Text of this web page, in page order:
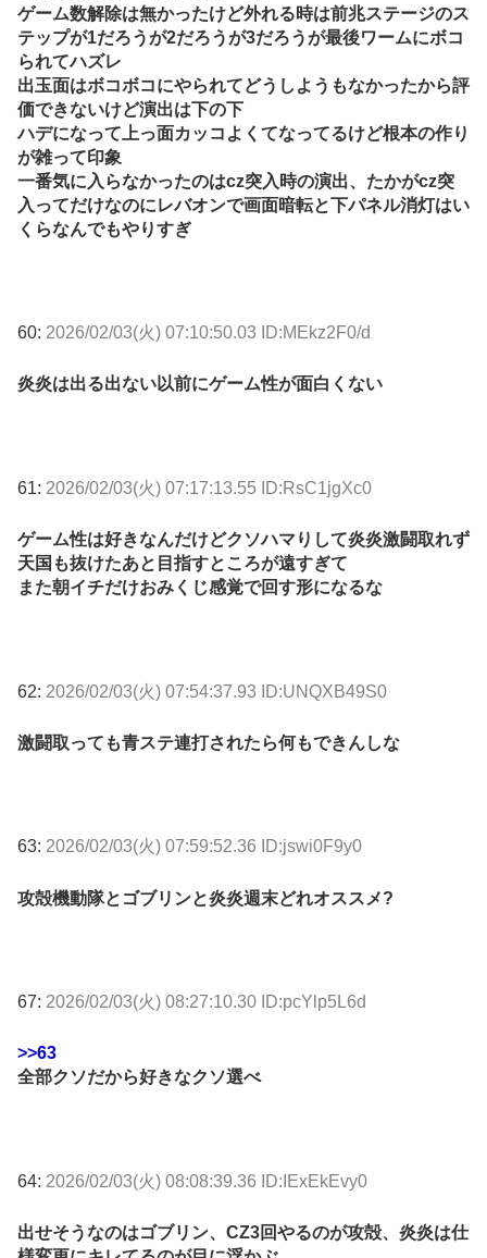
ゲーム数解除は無かったけど外れる時は前兆ステージのス
テップが1だろうが2だろうが3だろうが最後ワームにボコ
られてハズレ
出玉面はボコボコにやられてどうしようもなかったから評
価できないけど演出は下の下
ハデになって上っ面カッコよくてなってるけど根本の作り
が雑って印象
一番気に入らなかったのはcz突入時の演出、たかがcz突
入ってだけなのにレバオンで画面暗転と下パネル消灯はい
くらなんでもやりすぎ
60: 2026/02/03(火) 07:10:50.03 ID:MEkz2F0/d
炎炎は出る出ない以前にゲーム性が面白くない
61: 2026/02/03(火) 07:17:13.55 ID:RsC1jgXc0
ゲーム性は好きなんだけどクソハマりして炎炎激闘取れず
天国も抜けたあと目指すところが遠すぎて
また朝イチだけおみくじ感覚で回す形になるな
62: 2026/02/03(火) 07:54:37.93 ID:UNQXB49S0
激闘取っても青ステ連打されたら何もできんしな
63: 2026/02/03(火) 07:59:52.36 ID:jswi0F9y0
攻殻機動隊とゴブリンと炎炎週末どれオススメ?
67: 2026/02/03(火) 08:27:10.30 ID:pcYlp5L6d
>>63
全部クソだから好きなクソ選べ
64: 2026/02/03(火) 08:08:39.36 ID:IExEkEvy0
出せそうなのはゴブリン、CZ3回やるのが攻殻、炎炎は仕